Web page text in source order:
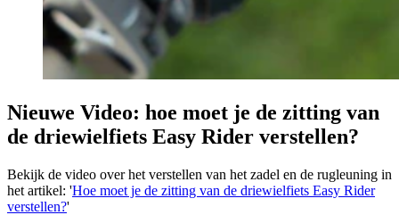
Nieuwe Video: hoe moet je de zitting van
de driewielfiets Easy Rider verstellen?
Bekijk de video over het verstellen van het zadel en de rugleuning in
het artikel: 'Hoe moet je de zitting van de driewielfiets Easy Rider
verstellen?'